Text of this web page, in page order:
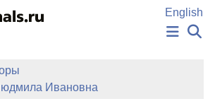
содержанию
English
ИЗДАНИЯ
Ивановна